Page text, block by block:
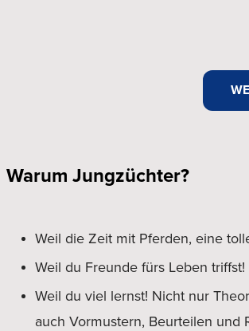
Warum Jungzüchter?
Weil die Zeit mit Pferden, eine
Weil du Freunde fürs Leben triffst!
Weil du viel lernst! Nicht nur
auch Vormustern, Beurteilen und